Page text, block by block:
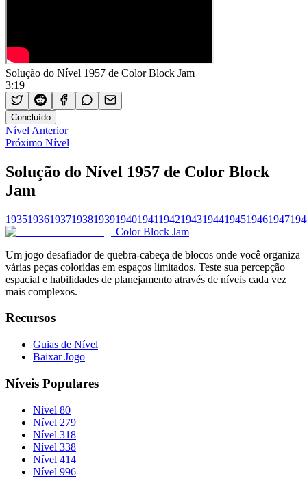
Solução do Nível 1957 de Color Block Jam
3:19
Concluído
Nível Anterior
Próximo Nível
Solução do Nível 1957 de Color Block
Jam
1935193619371938193919401941194219431944194519461947
Color Block Jam
Um jogo desafiador de quebra-cabeça de blocos onde você organiza
várias peças coloridas em espaços limitados. Teste sua percepção
espacial e habilidades de planejamento através de níveis cada vez
mais complexos.
Recursos
Guias de Nível
Baixar Jogo
Níveis Populares
Nível 80
Nível 279
Nível 318
Nível 338
Nível 414
Nível 996